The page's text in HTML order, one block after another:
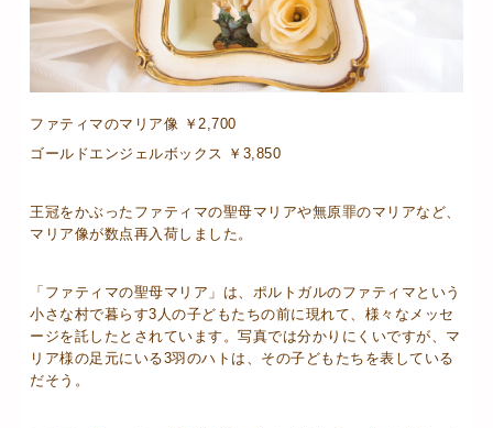
ファティマのマリア像 ￥2,700
ゴールドエンジェルボックス ￥3,850
王冠をかぶったファティマの聖母マリアや無原罪のマリアなど、
マリア像が数点再入荷しました。
「ファティマの聖母マリア」は、ポルトガルのファティマという
小さな村で暮らす3人の子どもたちの前に現れて、様々なメッセ
ージを託したとされています。写真では分かりにくいですが、マ
リア様の足元にいる3羽のハトは、その子どもたちを表している
だそう。